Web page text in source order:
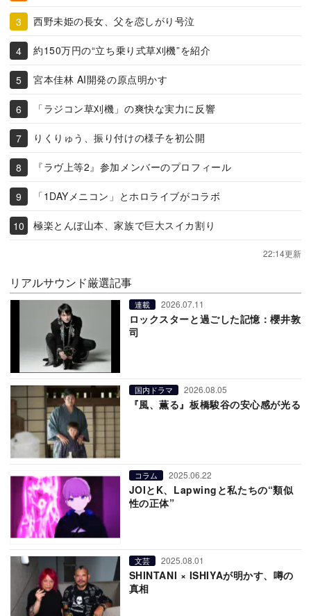
西野未姫の長女、父を恋しがり号泣
約150万円の“立ち乗り式草刈機”を紹介
宮本佳林 AI開発の原点明かす
「ラジコン草刈機」の爽快な実力に反響
りくりゅう、振り付けの様子を初公開
『ラヴ上等2』参加メンバーのプロフィール
「1DAYメニコン」とホロライブがコラボ
極楽とんぼ山本、家族で巨大スイカ割り
22:14更新
リアルサウンド厳選記事
連載 2026.07.11
ロックスターと過ごした記憶：櫻井敦
司
国内ドラマ 2026.08.05
『風、薫る』板橋駿谷の安心感が光る
コラム 2025.06.22
JOIとK、Lapwingと私たちの“類似
性の正体”
文芸 2025.08.01
SHINTANI × ISHIYAが明かす、噂の
真相